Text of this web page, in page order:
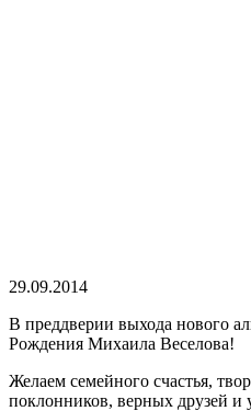
29.09.2014
В преддверии выхода нового
Рождения Михаила Веселова!
Желаем семейного счастья,
поклонников, верных друзей и